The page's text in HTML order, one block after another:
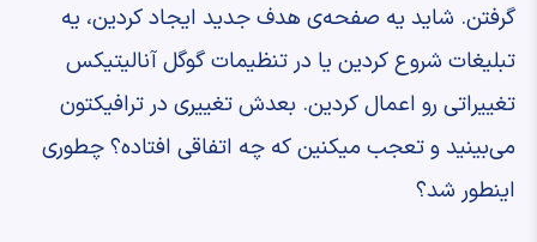
گرفتن. ‫شاید یه صفحه‌ی هدف جدید ایجاد کردین، ‫یه
تبلیغات شروع کردین ‫یا در تنظیمات گوگل آنالیتیکس
‫تغییراتی رو اعمال کردین. ‫بعدش تغییری در ترافیکتون
می‌بینید ‫و تعجب میکنین که چه اتفاقی افتاده؟ ‫چطوری
اینطور شد؟ ‫